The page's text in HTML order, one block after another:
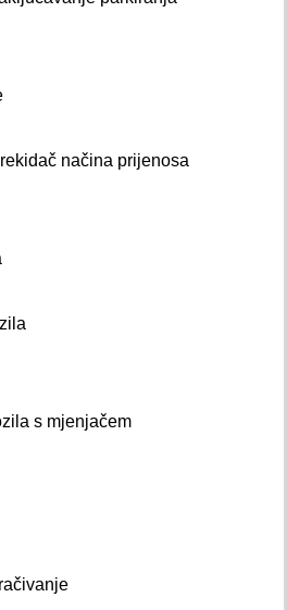
načina prijenosa
s mjenjačem